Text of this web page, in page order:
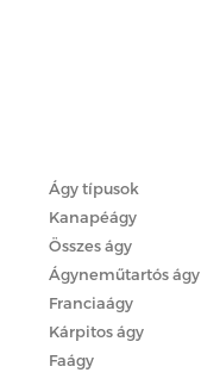
Ágy típusok
Kanapéágy
Összes ágy
Ágyneműtartós ágy
Franciaágy
Kárpitos ágy
Faágy